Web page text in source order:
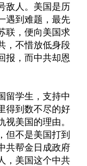
敌人。美国是历
遇到难题，最先
联，便向美国求
，不惜放低身段
报，而中共却恩
留学生，支持中
得到数不尽的好
美国的理由。
但不是美国打到
共帮金日成政府
，美国这个中共